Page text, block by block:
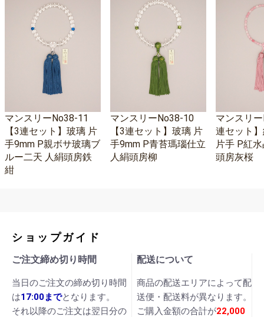
マンスリーNo38-11
【3連セット】玻璃 片
手9mm P親ボサ玻璃ブ
ルー二天 人絹頭房鉄
紺
マンスリーNo38-10
【3連セット】玻璃 片
手9mm P青苔瑪瑙仕立
人絹頭房柳
マンスリ
連セット
片手 P紅
頭房灰桜
ショップガイド
ご注文締め切り時間
当日のご注文の締め切り時間
は17:00までとなります。
それ以降のご注文は翌日分の
配送について
商品の配送エリアによって配
送便・配送料が異なります。
ご購入金額の合計が22,000